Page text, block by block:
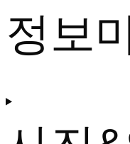
정보